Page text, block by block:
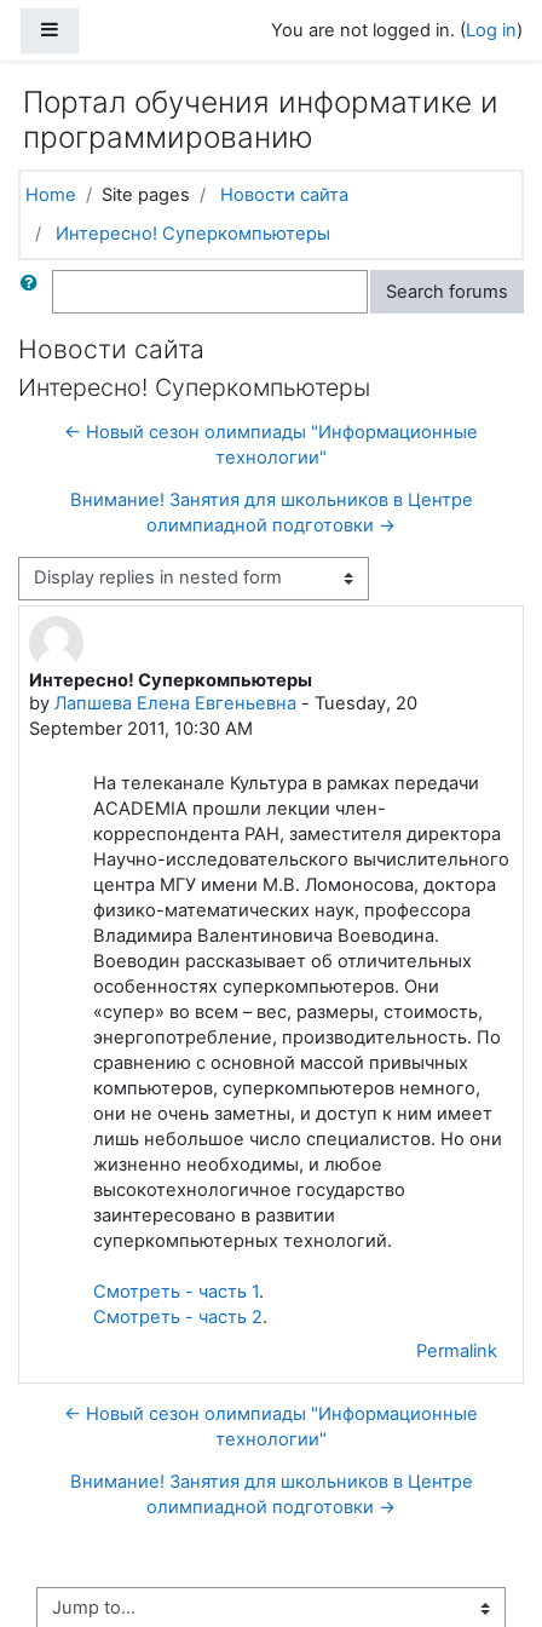
You are not logged in. (Log in)
Портал обучения информатике и
программированию
Home Site pages
Новости сайта
Интересно! Суперкомпьютеры
Search Search forums
Новости сайта
Интересно! Суперкомпьютеры
← Новый сезон олимпиады "Информационные
технологии"
Внимание! Занятия для школьников в Центре
олимпиадной подготовки →
Display mode
Интересно! Суперкомпьютеры
by Лапшева Елена Евгеньевна - Tuesday, 20
September 2011, 10:30 AM
Number of replies: 0
На телеканале Культура в рамках передачи
ACADEMIA прошли лекции член-
корреспондента РАН, заместителя директора
Научно-исследовательского вычислительного
центра МГУ имени М.В. Ломоносова, доктора
физико-математических наук, профессора
Владимира Валентиновича Воеводина.
Воеводин рассказывает об отличительных
особенностях суперкомпьютеров. Они
«супер» во всем – вес, размеры, стоимость,
энергопотребление, производительность. По
сравнению с основной массой привычных
компьютеров, суперкомпьютеров немного,
они не очень заметны, и доступ к ним имеет
лишь небольшое число специалистов. Но они
жизненно необходимы, и любое
высокотехнологичное государство
заинтересовано в развитии
суперкомпьютерных технологий.
Смотреть - часть 1.
Смотреть - часть 2.
Permalink
← Новый сезон олимпиады "Информационные
технологии"
Внимание! Занятия для школьников в Центре
олимпиадной подготовки →
Jump to...